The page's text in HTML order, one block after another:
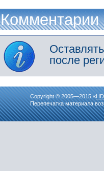
Комментарии
после
Copyright © 2005—2015 «
Перепечатка материала